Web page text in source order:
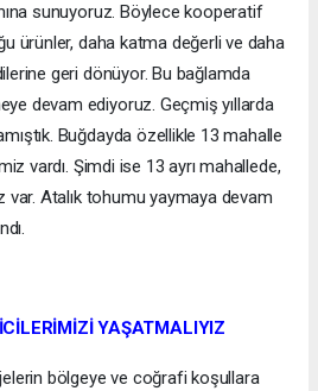
sunuyoruz. Böylece kooperatif
ürünler, daha katma değerli ve daha
geri dönüyor. Bu bağlamda
devam ediyoruz. Geçmiş yıllarda
Buğdayda özellikle 13 mahalle
vardı. Şimdi ise 13 ayrı mahallede,
var. Atalık tohumu yaymaya devam
YAŞATMALIYIZ
bölgeye ve coğrafi koşullara